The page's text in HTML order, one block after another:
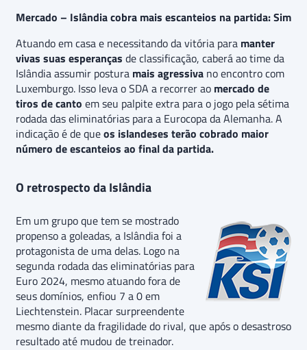
Mercado – Islândia cobra mais escanteios na partida: Sim
Atuando em casa e necessitando da vitória para manter
vivas suas esperanças de classificação, caberá ao time da
Islândia assumir postura mais agressiva no encontro com
Luxemburgo. Isso leva o SDA a recorrer ao mercado de
tiros de canto em seu palpite extra para o jogo pela sétima
rodada das eliminatórias para a Eurocopa da Alemanha. A
indicação é de queos islandeses terão cobrado maior
número de escanteios ao final da partida.
O retrospecto da Islândia
Em um grupo que tem se mostrado
propenso a goleadas, a Islândia foi a
protagonista de uma delas. Logo na
segunda rodada das eliminatórias para
Euro 2024, mesmo atuando fora de
seus domínios, enfiou 7 a 0 em
Liechtenstein. Placar surpreendente
mesmo diante da fragilidade do rival, que após o desastroso
resultado até mudou de treinador.